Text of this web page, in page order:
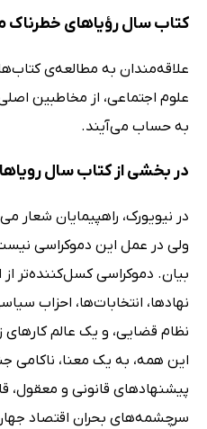
کتاب سال رؤیاهای
علاقه‌مندان به مطالعه‌ی
علوم اجتماعی، از مخاطبین
به حساب می‌آیند.
در بخشی از کتاب سال
در نیویورک، راهپیمایان شعار
ولى در عمل این دموکراسى
بیان. دموکراسى کسل‌کننده‌تر
نهادها، انتخابات‌ها، احزاب
نظام قضایى، و یک عالم کارهاى
این همه، به یک معنا، ناکامى
پیشنهادهاى قانونى و معقول،
سرچشمه‌هاى بحران اقتصاد